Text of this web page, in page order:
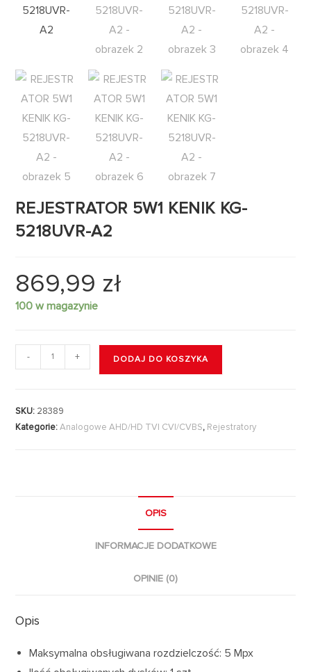
REJESTRATOR 5W1 KENIK KG-
5218UVR-A2
869,99 zł
100 w magazynie
- + DODAJ DO KOSZYKA
SKU: 28389
Kategorie:Analogowe AHD/HD TVI CVI/CVBS, Rejestratory
OPIS
INFORMACJE DODATKOWE
OPINIE (0)
Opis
Maksymalna obsługiwana rozdzielczość: 5 Mpx